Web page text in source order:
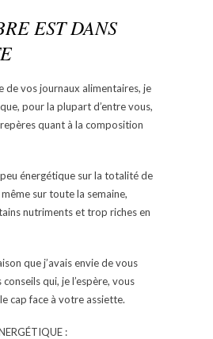
EST DANS
de vos journaux alimentaires, je
pour la plupart d’entre vous,
quant à la composition
énergétique sur la totalité de
sur toute la semaine,
nutriments et trop riches en
que j’avais envie de vous
qui, je l’espère, vous
cap face à votre assiette.
: